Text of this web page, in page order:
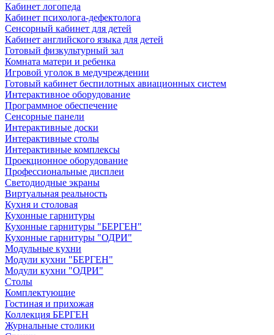
Кабинет логопеда
Кабинет психолога-дефектолога
Сенсорный кабинет для детей
Кабинет английского языка для детей
Готовый физкультурный зал
Комната матери и ребенка
Игровой уголок в медучреждении
Готовый кабинет беспилотных авиационных систем
Интерактивное оборудование
Программное обеспечение
Сенсорные панели
Интерактивные доски
Интерактивные столы
Интерактивные комплексы
Проекционное оборудование
Профессиональные дисплеи
Светодиодные экраны
Виртуальная реальность
Кухня и столовая
Кухонные гарнитуры
Кухонные гарнитуры "БЕРГЕН"
Кухонные гарнитуры "ОДРИ"
Модульные кухни
Модули кухни "БЕРГЕН"
Модули кухни "ОДРИ"
Столы
Комплектующие
Гостиная и прихожая
Коллекция БЕРГЕН
Журнальные столики